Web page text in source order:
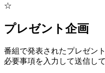
☆
プレゼント企画
番組で発表されたプレゼン
必要事項を入力して送信し